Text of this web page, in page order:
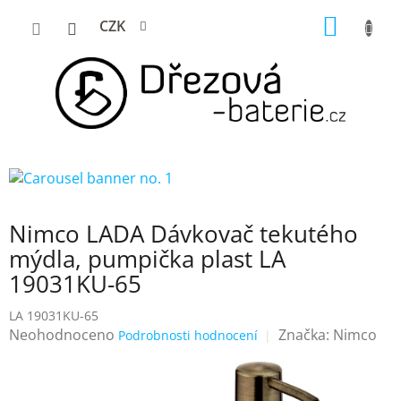
CZK
Nimco LADA Dávkovač tekutého
mýdla, pumpička plast LA
19031KU-65
LA 19031KU-65
Průměrné
Neohodnoceno Podrobnosti hodnocení Značka: Nimco